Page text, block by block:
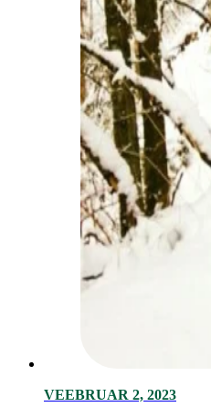
VEEBRUAR 2, 2023